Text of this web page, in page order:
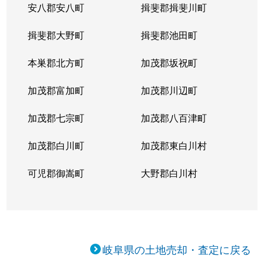
安八郡安八町 揖斐郡揖斐川町
揖斐郡大野町 揖斐郡池田町
本巣郡北方町 加茂郡坂祝町
加茂郡富加町 加茂郡川辺町
加茂郡七宗町 加茂郡八百津町
加茂郡白川町 加茂郡東白川村
可児郡御嵩町 大野郡白川村
岐阜県の土地売却・査定に戻る